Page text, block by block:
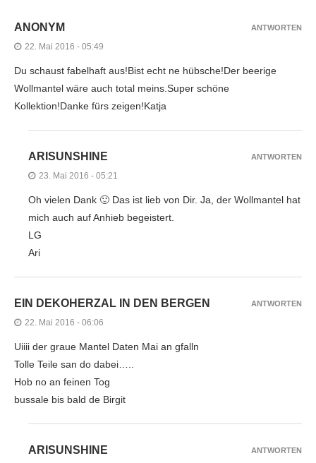
ANONYM
22. Mai 2016 - 05:49
Du schaust fabelhaft aus!Bist echt ne hübsche!Der beerige
Wollmantel wäre auch total meins.Super schöne
Kollektion!Danke fürs zeigen!Katja
ANTWORTEN
ARISUNSHINE
23. Mai 2016 - 05:21
Oh vielen Dank 🙂 Das ist lieb von Dir. Ja, der Wollmantel hat
mich auch auf Anhieb begeistert.
LG
Ari
ANTWORTEN
EIN DEKOHERZAL IN DEN BERGEN
22. Mai 2016 - 06:06
Uiiii der graue Mantel Daten Mai an gfalln
Tolle Teile san do dabei…..
Hob no an feinen Tog
bussale bis bald de Birgit
ANTWORTEN
ARISUNSHINE ANTWORTEN